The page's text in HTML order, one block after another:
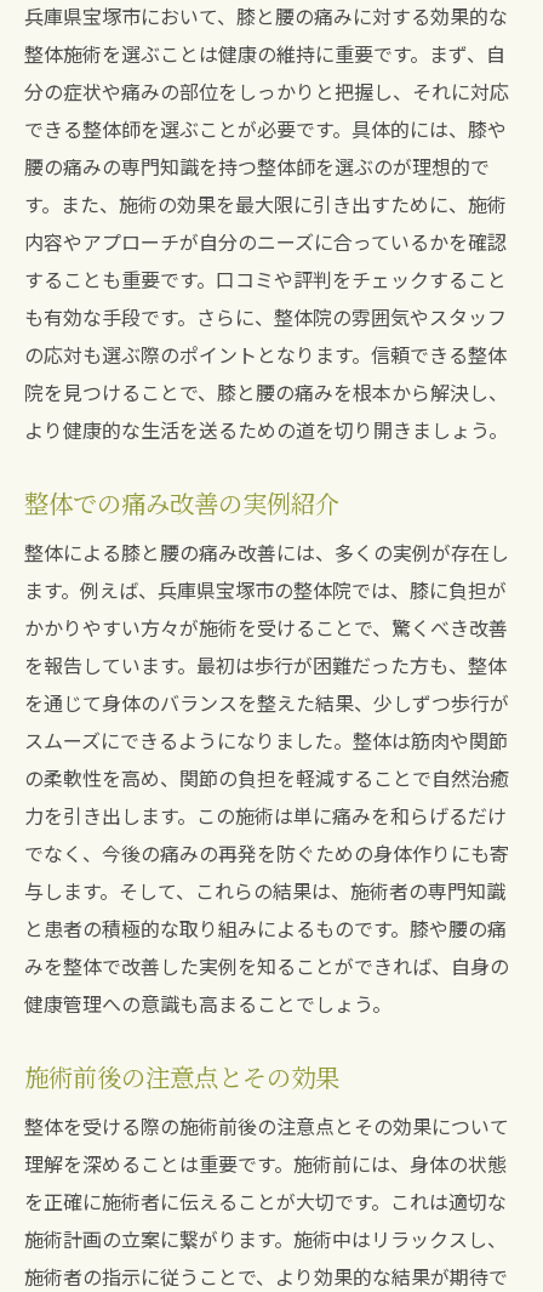
整体と日常生活の改善による相乗効果
膝と腰の痛みを整体で同時にケアする宝塚市の
施術
膝と腰の痛みを同時にケアする整体の実際
整体での膝・腰ケアの最新技術
整体による複合的な痛みのケア方法
整体院選びのポイントと実際の施術例
膝と腰の痛みを同時に改善するための施術
計画
整体での継続的なケアの重要性
整体の力で膝と腰の痛みを緩和し生活の質を向
整体での生活の質向上の可能性
痛みを和らげるための整体の実践例
整体施術後の生活習慣の変化
整体と健康的なライフスタイルの提案
整体を通じた痛みの根本改善
膝と腰の痛みを克服するための整体の役割
宝塚市の整体で膝の不調を整え腰痛のリスクを
最小限に
整体での膝の不調改善のステップ
腰痛リスクを減らすための整体のアプロー
チ
整体での身体バランス改善法
膝の調整を通じた腰痛予防の具体策
整体による身体全体の健康維持
整体アプローチで膝の痛みを取り除き腰痛を根
本からケア
膝の痛み解消のための整体アプローチ
腰痛を根本からケアする整体技術
兵庫県宝塚市において、膝と腰の痛みに対する効果的な
整体施術を選ぶことは健康の維持に重要です。まず、自
分の症状や痛みの部位をしっかりと把握し、それに対応
できる整体師を選ぶことが必要です。具体的には、膝や
腰の痛みの専門知識を持つ整体師を選ぶのが理想的で
す。また、施術の効果を最大限に引き出すために、施術
内容やアプローチが自分のニーズに合っているかを確認
することも重要です。口コミや評判をチェックすること
も有効な手段です。さらに、整体院の雰囲気やスタッフ
の応対も選ぶ際のポイントとなります。信頼できる整体
院を見つけることで、膝と腰の痛みを根本から解決し、
より健康的な生活を送るための道を切り開きましょう。
整体での痛み改善の実例紹介
整体による膝と腰の痛み改善には、多くの実例が存在し
ます。例えば、兵庫県宝塚市の整体院では、膝に負担が
かかりやすい方々が施術を受けることで、驚くべき改善
を報告しています。最初は歩行が困難だった方も、整体
を通じて身体のバランスを整えた結果、少しずつ歩行が
スムーズにできるようになりました。整体は筋肉や関節
の柔軟性を高め、関節の負担を軽減することで自然治癒
力を引き出します。この施術は単に痛みを和らげるだけ
でなく、今後の痛みの再発を防ぐための身体作りにも寄
与します。そして、これらの結果は、施術者の専門知識
と患者の積極的な取り組みによるものです。膝や腰の痛
みを整体で改善した実例を知ることができれば、自身の
健康管理への意識も高まることでしょう。
施術前後の注意点とその効果
整体を受ける際の施術前後の注意点とその効果について
理解を深めることは重要です。施術前には、身体の状態
を正確に施術者に伝えることが大切です。これは適切な
施術計画の立案に繋がります。施術中はリラックスし、
施術者の指示に従うことで、より効果的な結果が期待で